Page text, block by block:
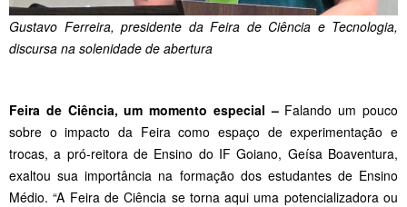
Gustavo Ferreira, presidente da Feira de Ciência e Tecnologia,
discursa na solenidade de abertura
Feira de Ciência, um momento especial –Falando um pouco
sobre o impacto da Feira como espaço de experimentação e
trocas, a pró-reitora de Ensino do IF Goiano, Geísa Boaventura,
exaltou sua importância na formação dos estudantes de Ensino
Médio. “A Feira de Ciência se torna aqui uma potencializadora ou